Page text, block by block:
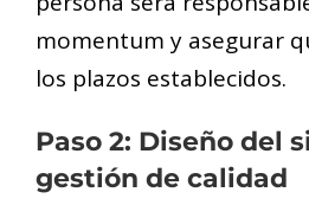
momentum y asegurar
los plazos establecidos.
Paso 2: Diseño del
gestión de calidad